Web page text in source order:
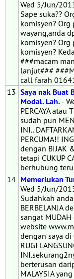
Wed 5/Jun/
Sape suka??
komisyen?
wayang,anda
komisyen?
komisyen?
###macam
lanjut###
call farah
13 Saya nak Buat
Modal. Lah. -
PERCAYA atau
sudah pun
INI..
PERCUMA!!
dengan BIJAK
tetapi CUKUP
berhubung
14 Memerlukan
Wed 5/Jun/
Sudahkah anda
BERBELANJA
sangat
website
dengan saya
RUGI
berterusan
MALAYSIA